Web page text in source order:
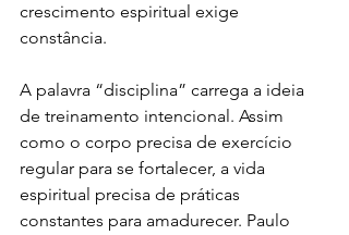
crescimento espiritual exige
constância.
A palavra “disciplina” carrega a ideia
de treinamento intencional. Assim
como o corpo precisa de exercício
regular para se fortalecer, a vida
espiritual precisa de práticas
constantes para amadurecer. Paulo